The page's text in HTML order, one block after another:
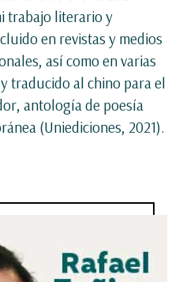
trabajo literario y
en revistas y medios
así como en varias
traducido al chino para el
antología de poesía
(Uniediciones, 2021).